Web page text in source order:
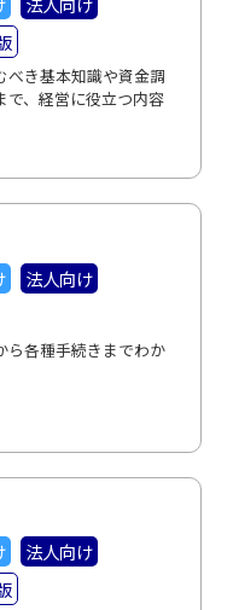
べき基本知識や資金調
で、経営に役立つ内容
法人向け
ら各種手続きまでわか
法人向け